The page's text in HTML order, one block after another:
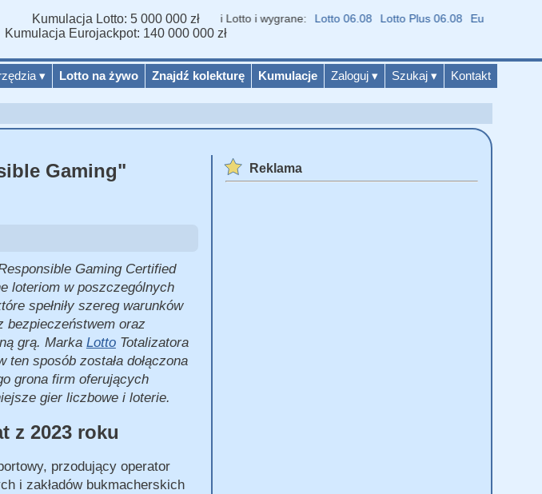
▾ Lotto na żywo Znajdź kolekturę Kumulacje Zaloguj ▾ Szukaj ▾ Kontakt
Kumulacja Lotto: 5 000 000 zł
Kumulacja Eurojackpot: 140 000 000 zł
Wyniki Lotto i wygrane: Lotto 06.08 Lotto Plus 06.08 Eurojackpot 04.08
Gaming"
Gaming Certified
loteriom w poszczególnych
spełniły szereg warunków
bezpieczeństwem oraz
grą. Marka LottoTotalizatora
ten sposób została dołączona
grona firm oferujących
gier liczbowe i loterie.
z 2023 roku
przodujący operator
i zakładów bukmacherskich
Reklama